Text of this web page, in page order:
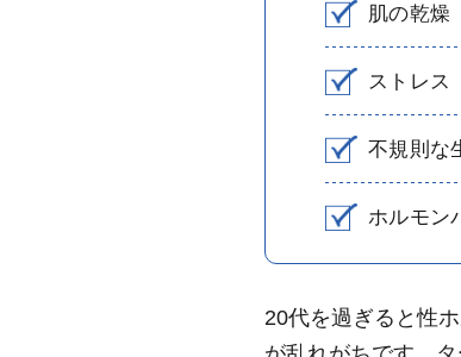
肌の乾燥
ストレス
不規則な
ホルモン
20代を過ぎると性